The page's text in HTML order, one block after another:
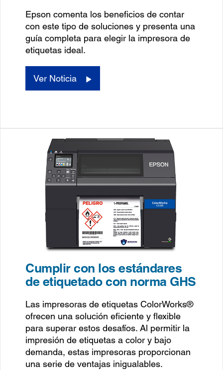
Epson comenta los beneficios de contar
con este tipo de soluciones y presenta una
guía completa para elegir la impresora de
etiquetas ideal.
Ver Noticia
Cumplir con los estándares
de etiquetado con norma GHS
Las impresoras de etiquetas ColorWorks®
ofrecen una solución eficiente y flexible
para superar estos desafíos. Al permitir la
impresión de etiquetas a color y bajo
demanda, estas impresoras proporcionan
una serie de ventajas inigualables.